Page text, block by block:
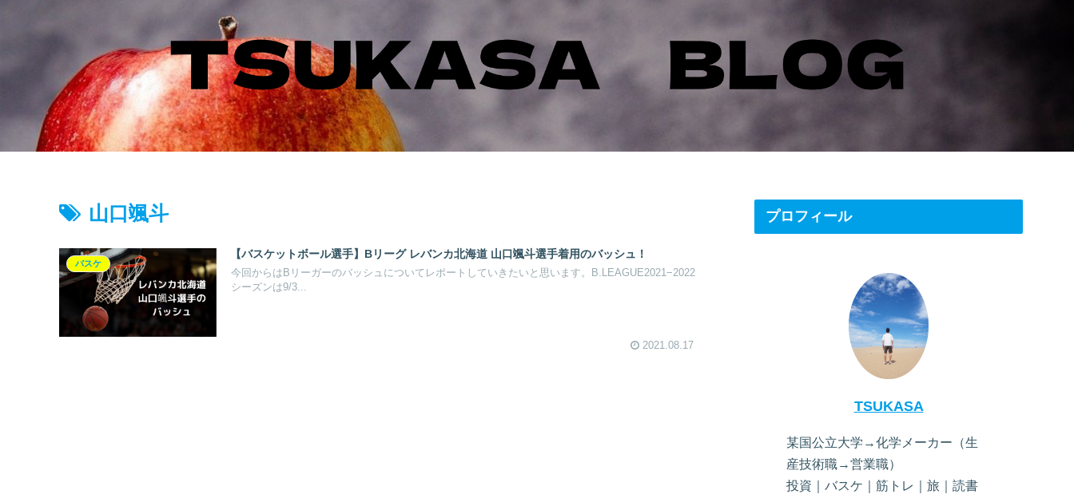
山口颯斗
バスケ
【バスケットボール選手】Bリーグ レバンカ北海道 山口颯斗選手着用のバッシュ！
今回からはBリーガーのバッシュについてレポートしていきたいと思います。B.LEAGUE2021−2022
シーズンは9/3...
2021.08.17
プロフィール
TSUKASA
某国公立大学→化学メーカー（生
産技術職→営業職）
投資｜バスケ｜筋トレ｜旅｜読書